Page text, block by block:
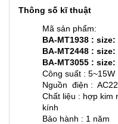
Thông số kĩ thuật
Mã sản phẩm:
BA-MT1938 : size:
BA-MT2448 : size:
BA-MT3055 : size:
Công suất : 5~15W
Nguồn điện :
Chất liệu : hợp kim
kính
Bảo hành : 1 năm